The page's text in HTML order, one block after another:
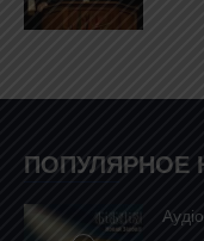
ПОПУЛЯРНОЕ